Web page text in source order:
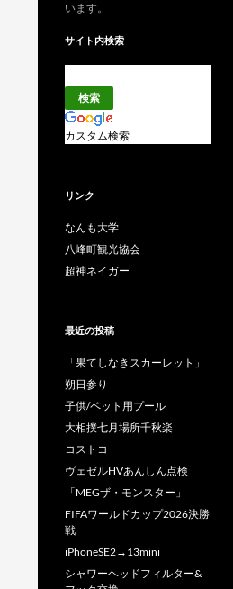
います。
サイト内検索
カスタム検索
リンク
なんも大学
八峰町観光協会
超神ネイガー
最近の投稿
「果てしなきスカーレット」
朔日参り
子供/ペット用プール
大相撲七月場所千秋楽
コストコ
ヴェゼルHVあんしん点検
「MEGザ・モンスター」
FIFAワールドカップ2026決勝
戦
iPhoneSE2→13mini
シャワーヘッドフィルター&